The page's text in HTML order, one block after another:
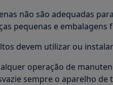
não são adequadas
pequenas e embalagens
devem utilizar ou
operação de
sempre o aparelho